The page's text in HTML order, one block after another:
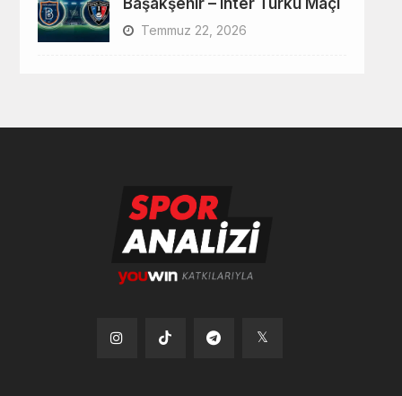
Başakşehir – Inter Turku Maçı
Temmuz 22, 2026
Tiktok